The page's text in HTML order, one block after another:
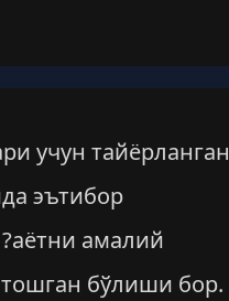
учун тайёрланган
эътибор
амалий
тошган бўлиши бор.